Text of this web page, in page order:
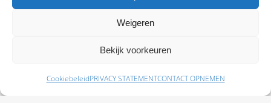
Weigeren
Bekijk voorkeuren
CookiebeleidPRIVACY STATEMENTCONTACT OPNEMEN
Schade melden Afspraak maken Polissen